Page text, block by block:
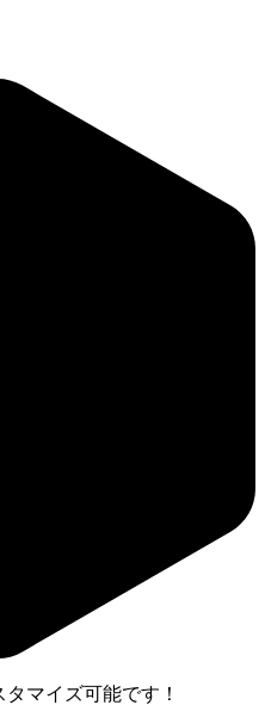
マイズ可能です！